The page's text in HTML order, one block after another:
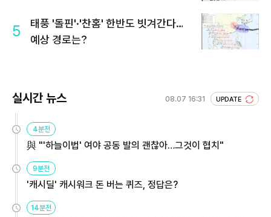
5
태풍 '돌핀'·'찬홈' 한반도 빗겨간다…
예상 경로는?
실시간 뉴스 08.07 16:31 UPDATE
4분전
與 "'하늘이법' 여야 공동 발의 괜찮아…그것이 협치"
9분전
'캐시딜' 캐시워크 돈 버는 퀴즈, 정답은?
14분전